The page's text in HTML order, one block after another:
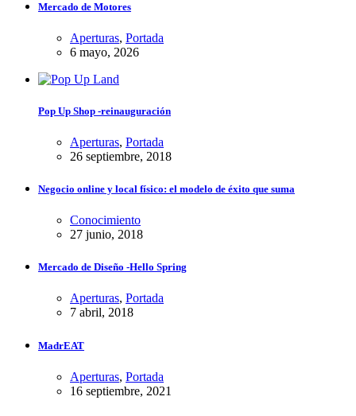
Mercado de Motores
Aperturas, Portada
6 mayo, 2026
Pop Up Shop -reinauguración
Aperturas, Portada
26 septiembre, 2018
Negocio online y local físico: el modelo de éxito que suma
Conocimiento
27 junio, 2018
Mercado de Diseño -Hello Spring
Aperturas, Portada
7 abril, 2018
MadrEAT
Aperturas, Portada
16 septiembre, 2021